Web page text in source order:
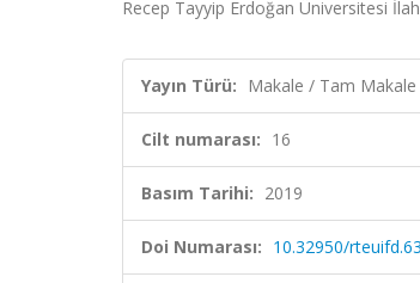
Recep Tayyip Erdoğan Üniversitesi
Yayın Türü: Makale / Tam Makale
Cilt numarası: 16
Basım Tarihi: 2019
Doi Numarası: 10.32950/